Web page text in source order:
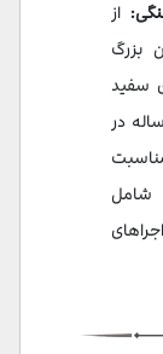
از
بزرگ
سفید
در
به مناسبت
شامل